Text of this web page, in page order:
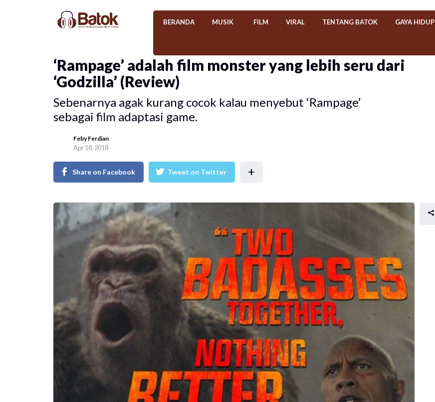
BERANDA MUSIK FILM VIRAL TENTANG BATOK GAYA HIDUP
‘Rampage’ adalah film monster yang lebih seru dari
‘Godzilla’ (Review)
Sebenarnya agak kurang cocok kalau menyebut ‘Rampage’
sebagai film adaptasi game.
Feby Ferdian
Apr 18, 2018
Share on Facebook Tweet on Twitter +